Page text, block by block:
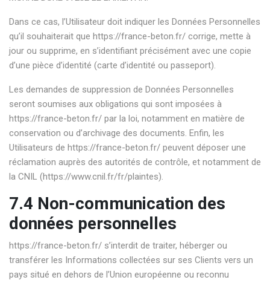
Dans ce cas, l’Utilisateur doit indiquer les Données Personnelles
qu’il souhaiterait que https://france-beton.fr/ corrige, mette à
jour ou supprime, en s’identifiant précisément avec une copie
d’une pièce d’identité (carte d’identité ou passeport).
Les demandes de suppression de Données Personnelles
seront soumises aux obligations qui sont imposées à
https://france-beton.fr/ par la loi, notamment en matière de
conservation ou d’archivage des documents. Enfin, les
Utilisateurs de https://france-beton.fr/ peuvent déposer une
réclamation auprès des autorités de contrôle, et notamment de
la CNIL (https://www.cnil.fr/fr/plaintes).
7.4 Non-communication des
données personnelles
https://france-beton.fr/ s’interdit de traiter, héberger ou
transférer les Informations collectées sur ses Clients vers un
pays situé en dehors de l’Union européenne ou reconnu